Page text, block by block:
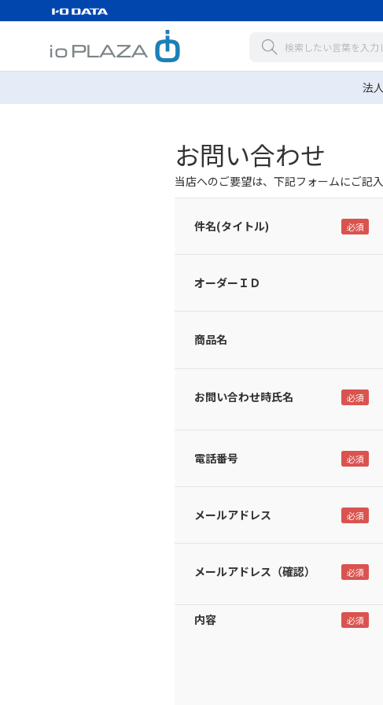
法
お問い合わせ
当店へのご要望は、下記フォームにご記
件名(タイトル)
オーダーＩＤ
商品名
お問い合わせ時氏名
電話番号
メールアドレス
メールアドレス（確認）
内容